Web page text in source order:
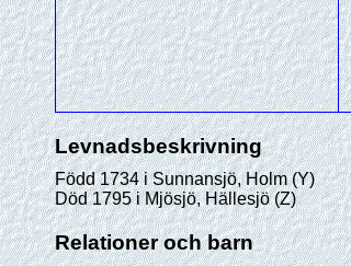
Levnadsbeskrivning
Född 1734 i Sunnansjö, Holm (Y)
Död 1795 i Mjösjö, Hällesjö (Z)
Relationer och barn